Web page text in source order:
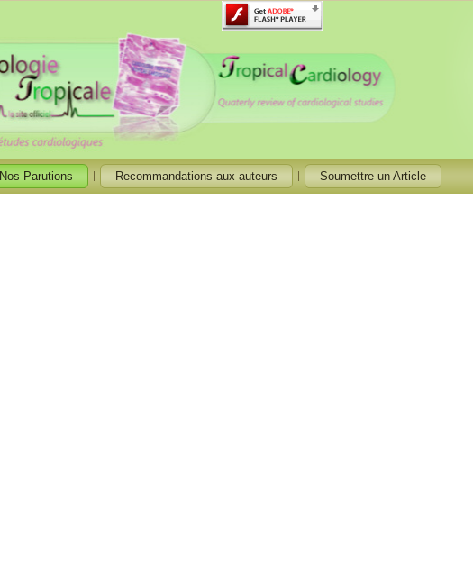
Nos Parutions Recommandations aux auteurs Soumettre un Article